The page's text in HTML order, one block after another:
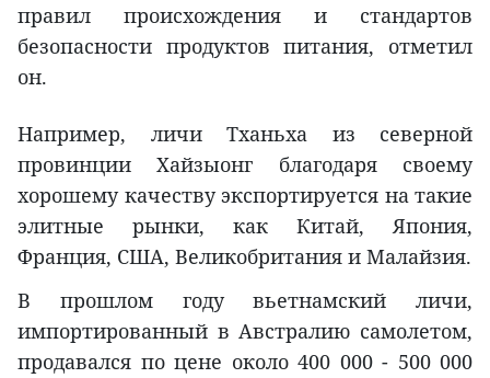
правил происхождения и стандартов
безопасности продуктов питания, отметил
он.
Например, личи Тханьха из северной
провинции Хайзыонг благодаря своему
хорошему качеству экспортируется на такие
элитные рынки, как Китай, Япония,
Франция, США, Великобритания и Малайзия.
В прошлом году вьетнамский личи,
импортированный в Австралию самолетом,
продавался по цене около 400 000 - 500 000